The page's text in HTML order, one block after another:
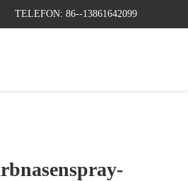
TELEFON: 86--13861642099